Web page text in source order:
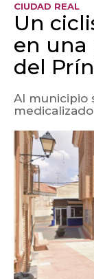
CIUDAD REAL
Un
en una
del
Al municipio
medicalizado